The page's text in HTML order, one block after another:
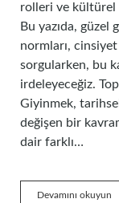
rolleri ve kültürel
Bu yazıda, güzel
normları, cinsiyet
sorgularken, bu
irdeleyeceğiz.
Giyinmek,
değişen bir
dair farklı…
Devamını okuyun